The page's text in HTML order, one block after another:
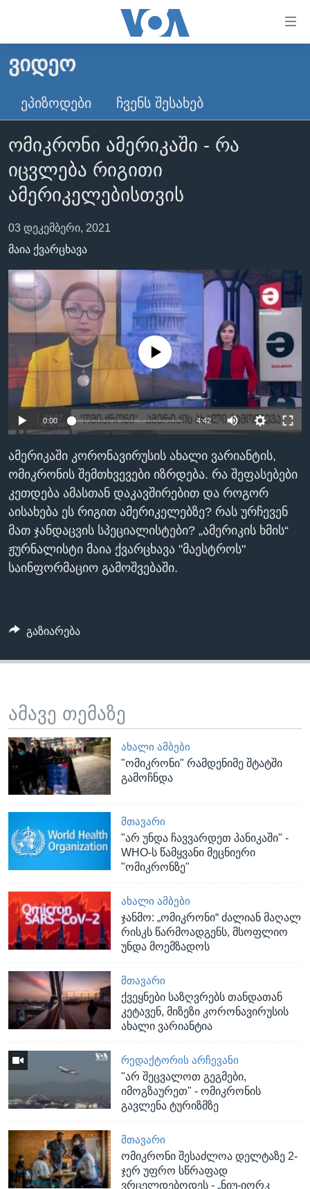
ხელმისაწვდომობისთვის
გადადით
მთავარზე
გადადით
მთავარ
ნავიგაციაზე
გადადით
ძიებაზე
ᲛᲗᲐᲕᲐᲠᲘ
ᲐᲮᲐᲚᲘ ᲐᲛᲑᲔᲑᲘ
ᲡᲐᲥᲐᲠᲗᲕᲔᲚᲝ
ᲐᲨᲨ
ᲐᲨᲨ-ᲘᲡ ᲐᲠᲩᲔᲕᲜᲔᲑᲘ 2024
ᲛᲡᲝᲤᲚᲘᲝ
ᲕᲘᲓᲔᲝᲔᲑᲘ
ᲒᲐᲓᲐᲪᲔᲛᲔᲑᲘ
ᲕᲐᲨᲘᲜᲒᲢᲝᲜᲘ ᲓᲦᲔᲡ
ᲮᲔᲓᲕᲐ ᲕᲐᲨᲘᲜᲒᲢᲝᲜᲘᲓᲐᲜ
ᲡᲢᲣᲓᲘᲐ ᲕᲐᲨᲘᲜᲒᲢᲝᲜᲘ
ᲡᲮᲕᲐ ᲡᲘᲐᲮᲚᲔᲔᲑᲘ
ᲞᲝᲚᲘᲢᲘᲙᲐ
ᲔᲙᲝᲜᲝᲛᲘᲙᲐ
ᲯᲐᲜᲛᲠᲗᲔᲚᲝᲑᲐ
ᲛᲔᲪᲜᲘᲔᲠᲔᲑᲐ
ᲘᲜᲢᲔᲠᲕᲘᲣ
ᲙᲣᲚᲢᲣᲠᲐ
ᲒᲐᲚᲘᲚᲔᲝ
ᲓᲔᲖᲘᲜᲤᲝᲠᲛᲐᲪᲘᲐ
ᲠᲣᲡᲔᲗᲘᲡ ᲨᲔᲭᲠᲐ ᲣᲙᲠᲐᲘᲜᲐᲨᲘ
Learning English
ᲗᲕᲐᲚᲘ ᲒᲕᲐᲓᲔᲕᲜᲔᲗ
ენები
ᲕᲘᲓᲔᲝ
ᲔᲞᲘᲖᲝᲓᲔᲑᲘ ᲩᲕᲔᲜᲡ ᲨᲔᲡᲐᲮᲔᲑ
ომიკრონი ამერიკაში - რა
იცვლება რიგითი
ამერიკელებისთვის
03 დეკემბერი, 2021
მაია ქვარცხავა
No media source currently available
0:00 4:42
ამერიკაში კორონავირუსის ახალი ვარიანტის,
ომიკრონის შემთხვევები იზრდება. რა შეფასებები
კეთდება ამასთან დაკავშირებით და როგორ
აისახება ეს რიგით ამერიკელებზე? რას ურჩევენ
მათ ჯანდაცვის სპეციალისტები? „ამერიკის ხმის“
ჟურნალისტი მაია ქვარცხავა "მაესტროს"
საინფორმაციო გამოშვებაში.
გაზიარება
ამავე თემაზე
ᲐᲮᲐᲚᲘ ᲐᲛᲑᲔᲑᲘ
"ომიკრონი" რამდენიმე შტატში
გამოჩნდა
ᲛᲗᲐᲕᲐᲠᲘ
"არ უნდა ჩავვარდეთ პანიკაში" -
WHO-ს წამყვანი მეცნიერი
"ომიკრონზე"
ᲐᲮᲐᲚᲘ ᲐᲛᲑᲔᲑᲘ
ჯანმო: „ომიკრონი“ ძალიან მაღალ
რისკს წარმოადგენს, მსოფლიო
უნდა მოემზადოს
ᲛᲗᲐᲕᲐᲠᲘ
ქვეყნები საზღვრებს თანდათან
კეტავენ, მიზეზი კორონავირუსის
ახალი ვარიანტია
ᲠᲔᲓᲐᲥᲢᲝᲠᲘᲡ ᲐᲠᲩᲔᲕᲐᲜᲘ
"არ შეცვალოთ გეგმები,
იმოგზაურეთ" - ომიკრონის
გავლენა ტურიზმზე
ᲛᲗᲐᲕᲐᲠᲘ
ომიკრონი შესაძლოა დელტაზე 2-
ჯერ უფრო სწრაფად
ვრცელდებოდეს - „ნიუ-იორკ